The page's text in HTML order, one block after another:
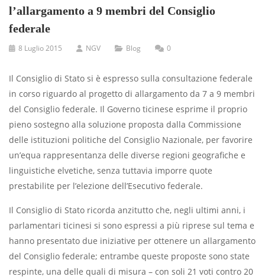
l’allargamento a 9 membri del Consiglio
federale
8 Luglio 2015 NGV Blog 0
Il Consiglio di Stato si è espresso sulla consultazione federale
in corso riguardo al progetto di allargamento da 7 a 9 membri
del Consiglio federale. Il Governo ticinese esprime il proprio
pieno sostegno alla soluzione proposta dalla Commissione
delle istituzioni politiche del Consiglio Nazionale, per favorire
un’equa rappresentanza delle diverse regioni geografiche e
linguistiche elvetiche, senza tuttavia imporre quote
prestabilite per l’elezione dell’Esecutivo federale.
Il Consiglio di Stato ricorda anzitutto che, negli ultimi anni, i
parlamentari ticinesi si sono espressi a più riprese sul tema e
hanno presentato due iniziative per ottenere un allargamento
del Consiglio federale; entrambe queste proposte sono state
respinte, una delle quali di misura – con soli 21 voti contro 20